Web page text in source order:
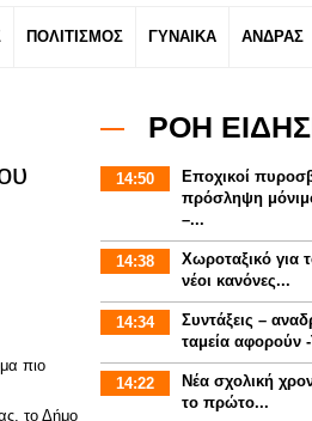
ΠΟΛΙΤΙΣΜΟΣ ΓΥΝΑΙΚΑ ΑΝΔΡΑΣ
πιο
το Δήμο
ΡΟΗ
14:50
Εποχικοί
πρόσληψη
–...
14:38
Χωροταξικό για
νέοι κανόνες...
14:34
Συντάξεις –
ταμεία αφορούν -
14:22
Νέα σχολική
το πρώτο...